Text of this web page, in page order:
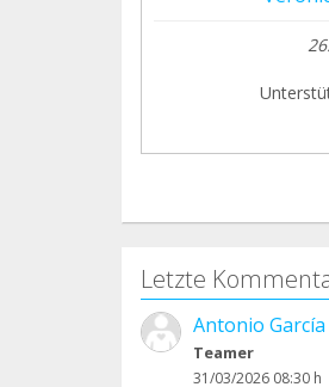
Letzte
Antonio
Teamer
31/03/2026 08:30 h